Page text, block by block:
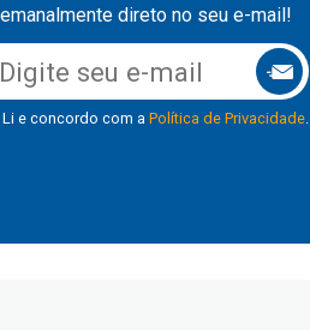
direto no seu e-mail!
Li e concordo com aPolítica de Privacidade.